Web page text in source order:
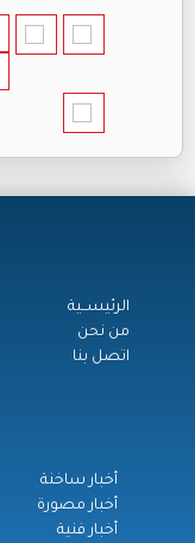
الرئيســية
من نحن
اتصل بنا
أخبار ساخنة
أخبار مصورة
أخبار فنية